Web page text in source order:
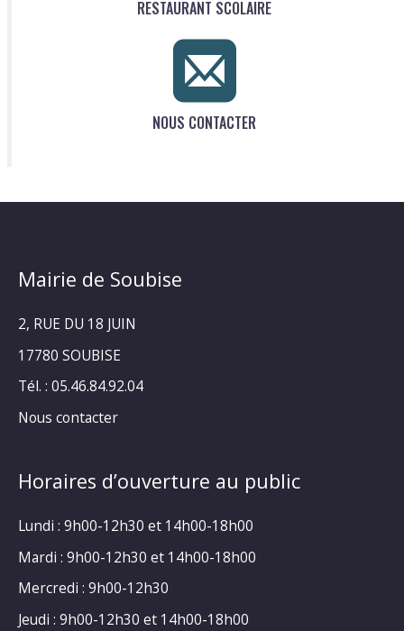
RESTAURANT SCOLAIRE
NOUS CONTACTER
Mairie de Soubise
2, RUE DU 18 JUIN
17780 SOUBISE
Tél. : 05.46.84.92.04
Nous contacter
Horaires d’ouverture au public
Lundi : 9h00-12h30 et 14h00-18h00
Mardi : 9h00-12h30 et 14h00-18h00
Mercredi : 9h00-12h30
Jeudi : 9h00-12h30 et 14h00-18h00